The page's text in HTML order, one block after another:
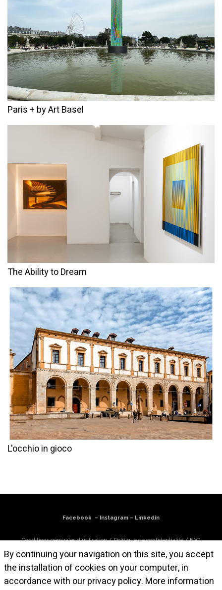
Paris + by Art Basel
The Ability to Dream
L'occhio in gioco
Facebook– Instagram – Linkedin
Conditions générales d'utilisation/Politique de confidentialité/FAQ
S'abonner à la newsletter
© Atelier Cruz-Diez Paris, 2025. Toutes les œuvres sont © Carlos Cruz-Diez /
By continuing your navigation on this site, you accept
the installation of cookies on your computer, in
accordance with our privacy policy. More information